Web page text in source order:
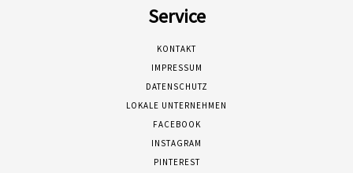
Service
KONTAKT
IMPRESSUM
DATENSCHUTZ
LOKALE UNTERNEHMEN
FACEBOOK
INSTAGRAM
PINTEREST